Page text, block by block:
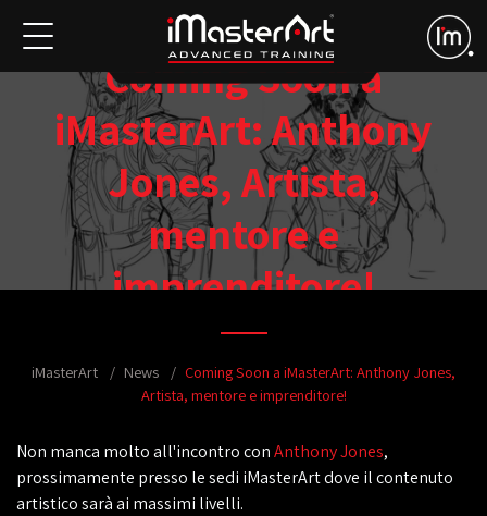
Coming Soon a
iMasterArt: Anthony
Jones, Artista,
mentore e
imprenditore!
iMasterArt News
Coming Soon a iMasterArt: Anthony Jones,
Artista, mentore e imprenditore!
Non manca molto all'incontro conAnthony Jones,
prossimamente presso le sedi iMasterArt dove il contenuto
artistico sarà ai massimi livelli.